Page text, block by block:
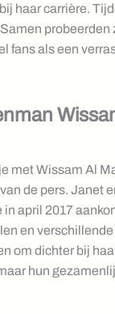
haar carrière.
fans als een
met Wissam Al
de pers. Janet
april 2017
en
om dichter bij
hun